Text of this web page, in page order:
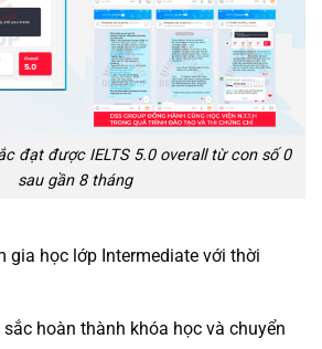
đạt được IELTS 5.0 overall từ con số 0
sau gần 8 tháng
gia học lớp Intermediate với thời
hoàn thành khóa học và chuyển